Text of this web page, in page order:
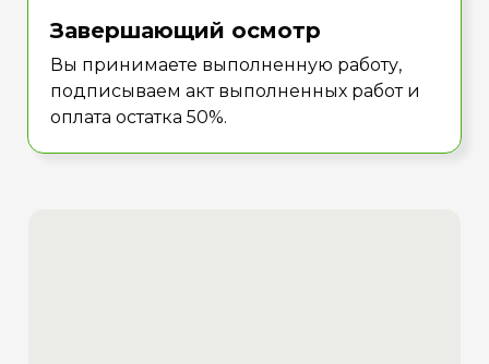
Завершающий осмотр
Вы принимаете выполненную работу,
подписываем акт выполненных работ и
оплата остатка 50%.